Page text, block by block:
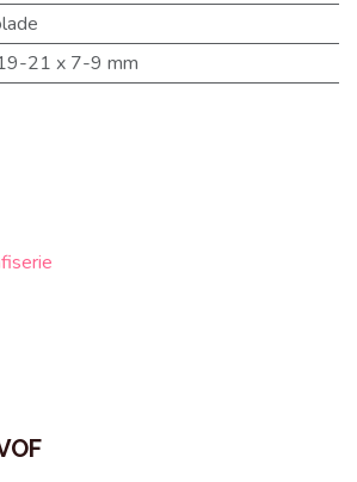
21 x 7-9 mm